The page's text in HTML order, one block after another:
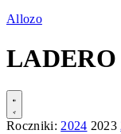
Allozo
LADERO
Roczniki: 2024 2023